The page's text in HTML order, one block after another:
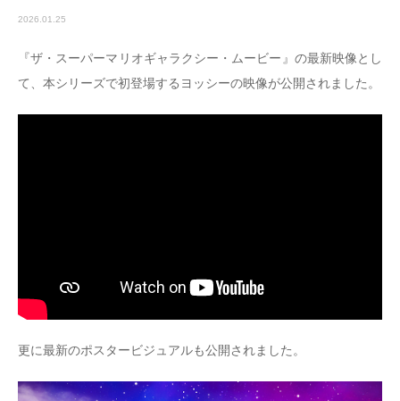
2026.01.25
『ザ・スーパーマリオギャラクシー・ムービー』の最新映像とし
て、本シリーズで初登場するヨッシーの映像が公開されました。
更に最新のポスタービジュアルも公開されました。